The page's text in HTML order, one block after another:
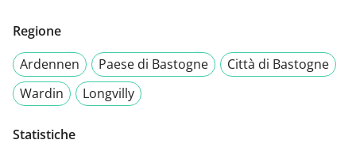
Regione
Ardennen
Paese di Bastogne
Città di Bastogne
Wardin
Longvilly
Statistiche